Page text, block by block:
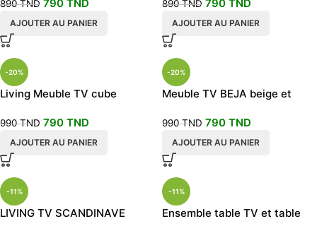
890TND 790 TND
AJOUTER AU PANIER
890TND 790 TND
AJOUTER AU PANIER
-20%
Living Meuble TV cube
990TND 790 TND
AJOUTER AU PANIER
-20%
Meuble TV BEJA beige et
990TND 790 TND
AJOUTER AU PANIER
-11%
LIVING TV SCANDINAVE
-11%
Ensemble table TV et table